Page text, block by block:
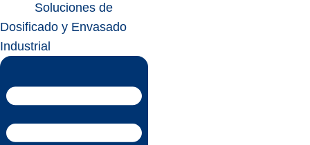
Soluciones de
Dosificado y Envasado
Industrial